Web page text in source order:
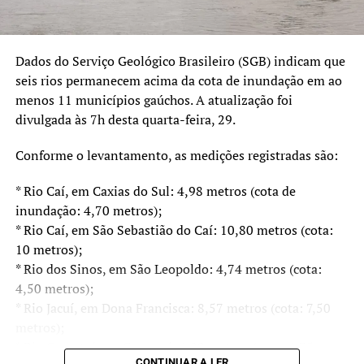
Dados do Serviço Geológico Brasileiro (SGB) indicam que
seis rios permanecem acima da cota de inundação em ao
menos 11 municípios gaúchos. A atualização foi
divulgada às 7h desta quarta-feira, 29.
Conforme o levantamento, as medições registradas são:
* Rio Caí, em Caxias do Sul: 4,98 metros (cota de
inundação: 4,70 metros);
* Rio Caí, em São Sebastião do Caí: 10,80 metros (cota:
10 metros);
* Rio dos Sinos, em São Leopoldo: 4,74 metros (cota:
4,50 metros);
* Rio Jacuí, em Dona Francisca: 8,57 metros (cota: 7,50
* Rio Gravataí, em Gravataí: 4,80 metros (cota: 4,75